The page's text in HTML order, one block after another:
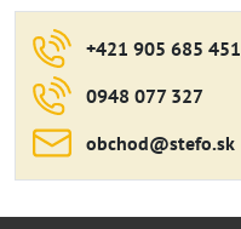
+421 905 685 451
0948 077 327
obchod​@stefo​.sk